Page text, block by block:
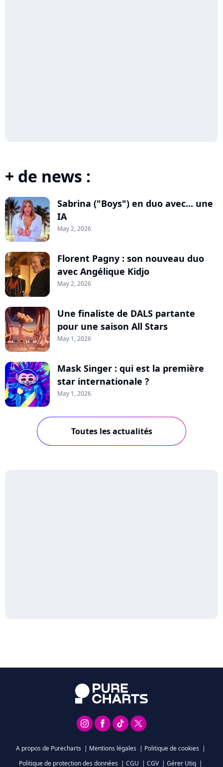
+ de news :
Sabrina ("Boys") en duo avec... une
IA
May 2, 2026
Florent Pagny : son nouveau duo
avec Angélique Kidjo
May 2, 2026
Une finaliste de DALS partante
pour une saison All Stars
May 1, 2026
Mask Singer : qui est la première
star internationale ?
May 1, 2026
Toutes les actualités
A propos de Purecharts | Mentions légales | Politique de cookies |
Politique de protection des données | CGU | CGV | Gérer Utiq |